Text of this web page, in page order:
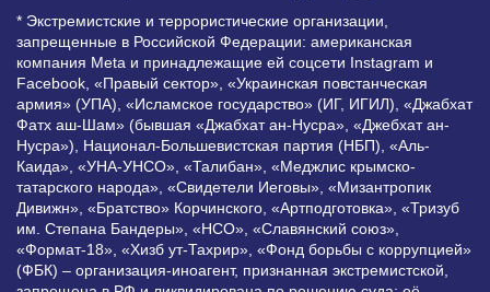
* Экстремистские и террористические организации,
запрещенные в Российской Федерации: американская
компания Meta и принадлежащие ей соцсети Instagram и
Facebook, «Правый сектор», «Украинская повстанческая
армия» (УПА), «Исламское государство» (ИГ, ИГИЛ), «Джабхат
Фатх аш-Шам» (бывшая «Джабхат ан-Нусра», «Джебхат ан-
Нусра»), Национал-Большевистская партия (НБП), «Аль-
Каида», «УНА-УНСО», «Талибан», «Меджлис крымско-
татарского народа», «Свидетели Иеговы», «Мизантропик
Дивижн», «Братство» Корчинского, «Артподготовка», «Тризуб
им. Степана Бандеры», «НСО», «Славянский союз»,
«Формат-18», «Хизб ут-Тахрир», «Фонд борьбы с коррупцией»
(ФБК) – организация-иноагент, признанная экстремистской,